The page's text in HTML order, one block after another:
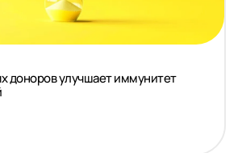
доноров улучшает иммунитет